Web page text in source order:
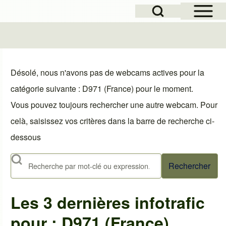
Open Sidebar
Open Search Block
Désolé, nous n'avons pas de webcams actives pour la
catégorie suivante : D971 (France) pour le moment.
Vous pouvez toujours rechercher une autre webcam. Pour
celà, saisissez vos critères dans la barre de recherche ci-
dessous
Rechercher
Les 3 dernières infotrafic